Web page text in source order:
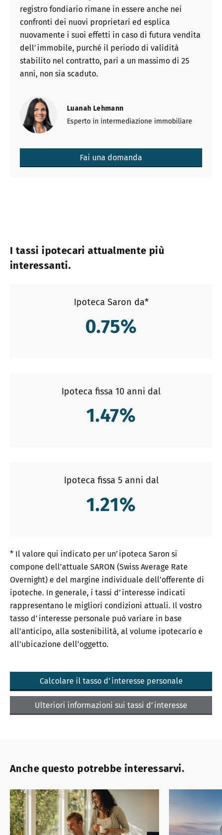
registro fondiario rimane in essere anche nei
confronti dei nuovi proprietari ed esplica
nuovamente i suoi effetti in caso di futura vendita
dell’immobile, purché il periodo di validità
stabilito nel contratto, pari a un massimo di 25
anni, non sia scaduto.
Luanah Lehmann
Esperto in intermediazione immobiliare
Fai una domanda
I tassi ipotecari attualmente più
interessanti.
Ipoteca Saron da*
0.75%
Ipoteca fissa 10 anni dal
1.47%
Ipoteca fissa 5 anni dal
1.21%
* Il valore qui indicato per un’ipoteca Saron si
compone dell’attuale SARON (Swiss Average Rate
Overnight) e del margine individuale dell’offerente di
ipoteche. In generale, i tassi d’interesse indicati
rappresentano le migliori condizioni attuali. Il vostro
tasso d’interesse personale può variare in base
all’anticipo, alla sostenibilità, al volume ipotecario e
all’ubicazione dell’oggetto.
Calcolare il tasso d’interesse personale
Ulteriori informazioni sui tassi d’interesse
Anche questo potrebbe interessarvi.